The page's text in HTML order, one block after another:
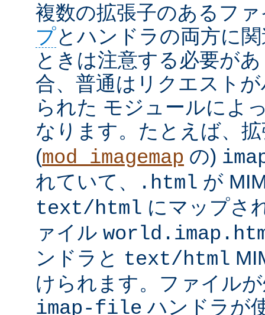
複数の拡張子のあるフ
プとハンドラの両方に
ときは注意する必要が
合、普通はリクエスト
られた モジュールによ
なります。たとえば、
(mod_imagemap の)
れていて、
.html が
text/html にマップさ
ァイル
ンドラと text/html
けられます。ファイル
imap-file ハンドラが